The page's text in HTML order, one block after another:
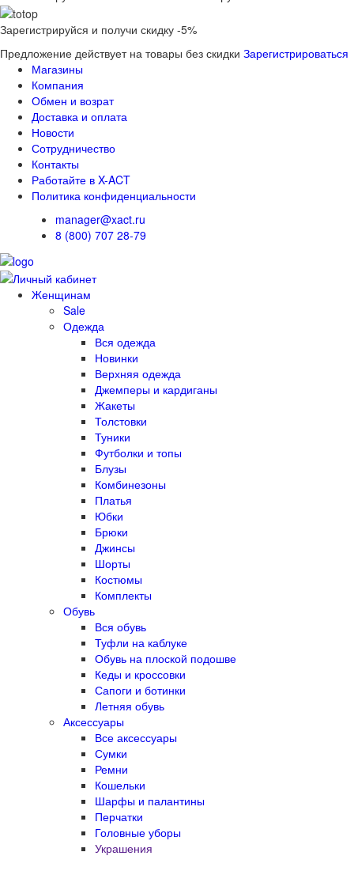
Зарегистрируйся и получи скидку -5%
Предложение действует на товары без скидки Зарегистрироваться
Магазины
Компания
Обмен и возрат
Доставка и оплата
Новости
Сотрудничество
Контакты
Работайте в X-ACT
Политика конфиденциальности
manager@xact.ru
8 (800) 707 28-79
Женщинам
Sale
Одежда
Вся одежда
Новинки
Верхняя одежда
Джемперы и кардиганы
Жакеты
Толстовки
Туники
Футболки и топы
Блузы
Комбинезоны
Платья
Юбки
Брюки
Джинсы
Шорты
Костюмы
Комплекты
Обувь
Вся обувь
Туфли на каблуке
Обувь на плоской подошве
Кеды и кроссовки
Сапоги и ботинки
Летняя обувь
Аксессуары
Все аксессуары
Сумки
Ремни
Кошельки
Шарфы и палантины
Перчатки
Головные уборы
Украшения